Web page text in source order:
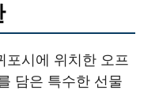
포시에 위치한 오프
담은 특수한 선물